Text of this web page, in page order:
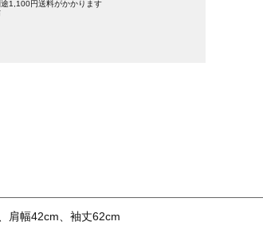
1,100円送料がかかります
肩幅42cm、袖丈62cm